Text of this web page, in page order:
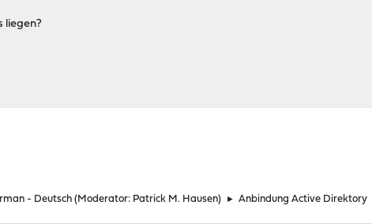
liegen?
- Deutsch (Moderator: Patrick M. Hausen) ► Anbindung Active Direktory